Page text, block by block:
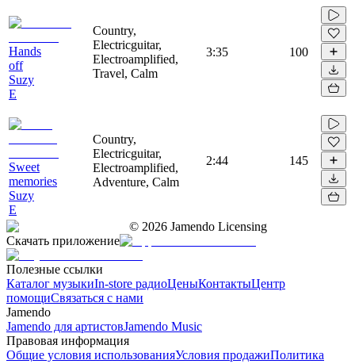
Hands
off
Suzy
E
Country,
Electricguitar,
Electroamplified,
Travel, Calm
3:35 100
Sweet
memories
Suzy
E
Country,
Electricguitar,
Electroamplified,
Adventure, Calm
2:44 145
© 2026 Jamendo Licensing
Скачать приложение
Полезные ссылки
Каталог музыкиIn-store радиоЦеныКонтактыЦентр
помощиСвязаться с нами
Jamendo
Jamendo для артистовJamendo Music
Правовая информация
Общие условия использованияУсловия продажиПолитика